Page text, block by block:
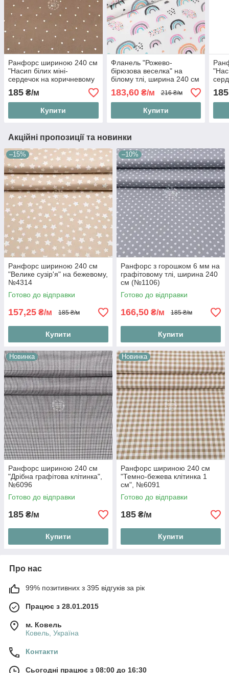
Ранфорс шириною 240 см
"Насип білих міні-
сердечок на коричневому
185 ₴/м
Купити
Фланель "Рожево-
бірюзова веселка" на
білому тлі, ширина 240 см
183,60₴/м 216 ₴/м
Купити
185
Акційні пропозиції та новинки
–15%
Ранфорс шириною 240 см
"Велике сузір'я" на бежевому,
№4314
Готово до відправки
157,25 ₴/м 185 ₴/м
Купити
–10%
Ранфорс з горошком 6 мм на
графітовому тлі, ширина 240
см (№1106)
Готово до відправки
166,50 ₴/м 185 ₴/м
Купити
Новинка
Ранфорс шириною 240 см
"Дрібна графітова клітинка",
№6096
Готово до відправки
185 ₴/м
Купити
Новинка
Ранфорс шириною 240 см
"Темно-бежева клітинка 1
см", №6091
Готово до відправки
185 ₴/м
Купити
Про нас
99% позитивних з 395 відгуків за рік
Працює з 28.01.2015
м. Ковель
Ковель, Україна
Контакти
Сьогодні працює з 08:00 до 16:30